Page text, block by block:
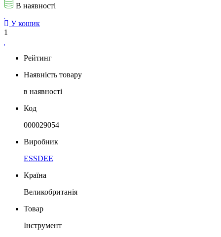
В наявності
У кошик
1
Рейтинг
Наявність товару
в наявності
Код
000029054
Виробник
ESSDEE
Країна
Великобританія
Товар
Інструмент